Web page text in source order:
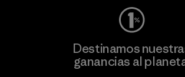
Destinamos
ganancias al